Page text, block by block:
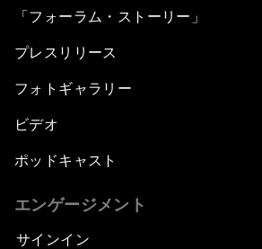
「フォーラム・ストーリー」
プレスリリース
フォトギャラリー
ビデオ
ポッドキャスト
エンゲージメント
サインイン